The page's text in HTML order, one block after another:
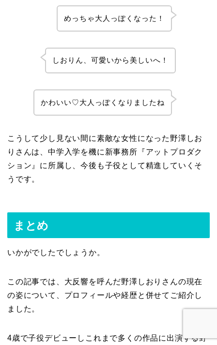
めっちゃ大人っぽくなった！
しおりん、可愛いから美しいへ！
かわいい♡大人っぽくなりましたね
こうして少し見ない間に素敵な女性になった野澤しお
りさんは、中学入学を機に新事務所『アットプロダク
ション』に所属し、今後も子役として精進していくそ
うです。
まとめ
いかがでしたでしょうか。
この記事では、大反響を呼んだ野澤しおりさんの現在
の姿について、プロフィールや経歴と併せてご紹介し
ました。
4歳で子役デビューしこれまで多くの作品に出演する野